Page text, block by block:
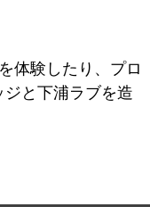
体験したり、プロ
と下浦ラブを造